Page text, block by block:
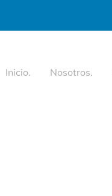
Inicio. Nosotros.